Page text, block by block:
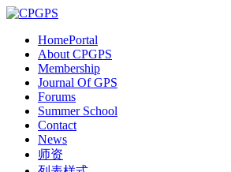
HomePortal
About CPGPS
Membership
Journal Of GPS
Forums
Summer School
Contact
News
师资